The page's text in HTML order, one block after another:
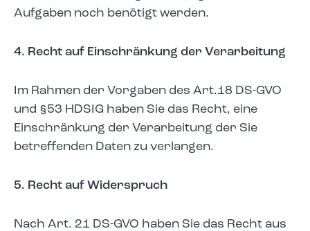
Aufgaben noch benötigt werden.
4. Recht auf Einschränkung der Verarbeitung
Im Rahmen der Vorgaben des Art.18 DS-GVO
und §53 HDSIG haben Sie das Recht, eine
Einschränkung der Verarbeitung der Sie
betreffenden Daten zu verlangen.
5. Recht auf Widerspruch
Nach Art. 21 DS-GVO haben Sie das Recht aus